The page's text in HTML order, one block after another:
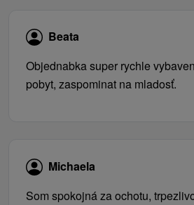
Beata
Objednabka super rychle
pobyt, zaspominat na mladosť.
Michaela
Som spokojná za ochotu,